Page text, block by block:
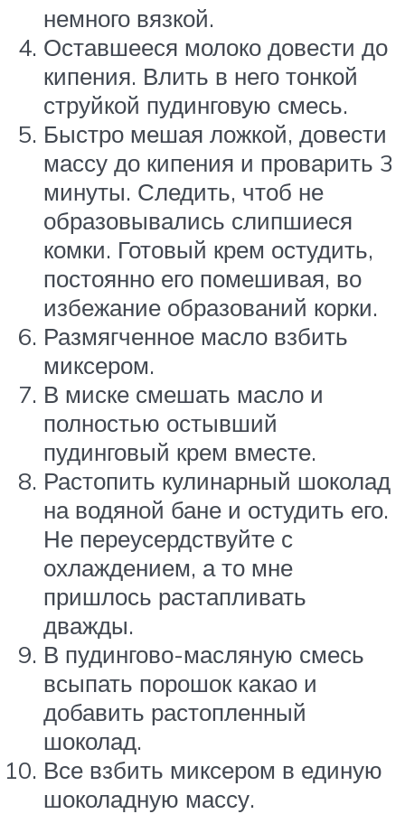
немного вязкой.
Оставшееся молоко довести до
кипения. Влить в него тонкой
струйкой пудинговую смесь.
Быстро мешая ложкой, довести
массу до кипения и проварить 3
минуты. Следить, чтоб не
образовывались слипшиеся
комки. Готовый крем остудить,
постоянно его помешивая, во
избежание образований корки.
Размягченное масло взбить
миксером.
В миске смешать масло и
полностью остывший
пудинговый крем вместе.
Растопить кулинарный шоколад
на водяной бане и остудить его.
Не переусердствуйте с
охлаждением, а то мне
пришлось растапливать
дважды.
В пудингово-масляную смесь
всыпать порошок какао и
добавить растопленный
шоколад.
Все взбить миксером в единую
шоколадную массу.